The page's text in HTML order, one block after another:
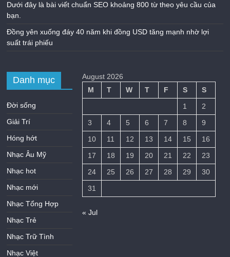
Dưới đây là bài viết chuẩn SEO khoảng 800 từ theo yêu cầu của
bạn.
Đồng yên xuống đáy 40 năm khi đồng USD tăng mạnh nhờ lợi
suất trái phiếu
Danh mục
Đời sống
Giải Trí
Hóng hớt
Nhạc Âu Mỹ
Nhạc hot
Nhạc mới
Nhạc Tổng Hợp
Nhạc Trẻ
Nhạc Trữ Tình
Nhạc Việt
August 2026
M
T W T F S
S
1
2
3
4 5 6 7 8
9
10
11 12 13 14 15
16
17
18 19 20 21 22
23
24
25 26 27 28 29
30
31
« Jul